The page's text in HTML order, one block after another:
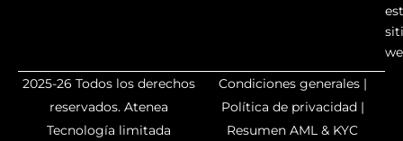
2025-26 Todos los derechos
reservados. Atenea
Tecnología limitada
Condiciones generales |
Política de privacidad |
Resumen AML & KYC